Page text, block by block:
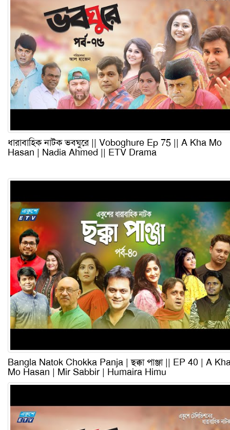
ধারাবাহিক নাটক ভবঘুরে || Voboghure Ep 75 || A Kha Mo
Hasan | Nadia Ahmed || ETV Drama
Bangla Natok Chokka Panja | ছক্কা পাঞ্জা || EP 40 | A
Mo Hasan | Mir Sabbir | Humaira Himu